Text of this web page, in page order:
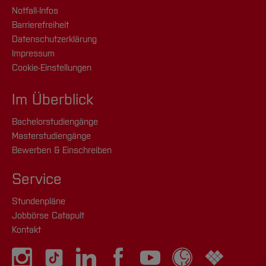
Notfall-Infos
Barrierefreiheit
Datenschutzerklärung
Impressum
Cookie-Einstellungen
Im Überblick
Bachelorstudiengänge
Masterstudiengänge
Bewerben & Einschreiben
Service
Stundenpläne
Jobbörse Catapult
Kontakt